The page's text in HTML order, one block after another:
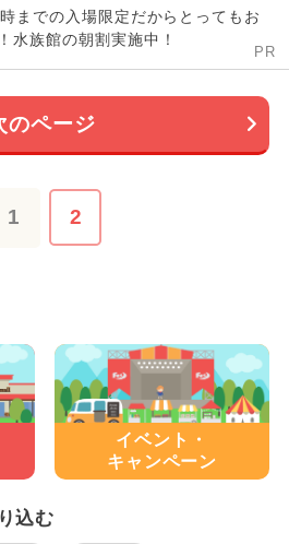
までの入場限定だからとってもお
水族館の朝割実施中！
PR
のページ
1 2
イベント・
キャンペーン
込む